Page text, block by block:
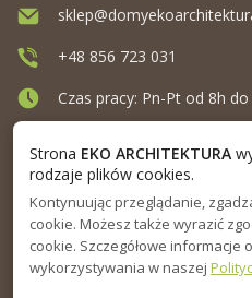
MENU
INFORMACJA
+48 856 723 031
Czas pracy: Pn-Pt od 8h do
Strona EKO ARCHITEKTURA
rodzaje plików cookies.
Kontynuując przeglądanie,
cookie. Możesz także wyrazić
cookie. Szczegółowe informacje
wykorzystywania w naszej